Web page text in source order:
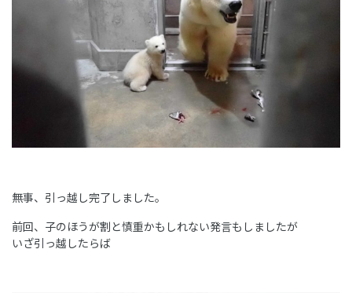
無事、引っ越し完了しました。
前回、子のほうが割と慎重かもしれない発言もしましたが
いざ引っ越したらば